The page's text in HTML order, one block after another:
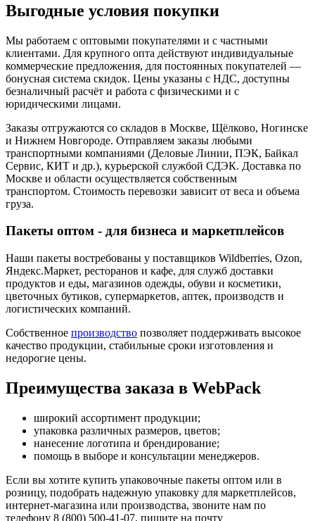
Выгодные условия покупки
Мы работаем с оптовыми покупателями и с частными
клиентами. Для крупного опта действуют индивидуальные
коммерческие предложения, для постоянных покупателей —
бонусная система скидок. Цены указаны с НДС, доступны
безналичный расчёт и работа с физическими и с
юридическими лицами.
Заказы отгружаются со складов в Москве, Щёлково, Ногинске
и Нижнем Новгороде. Отправляем заказы любыми
транспортными компаниями (Деловые Линии, ПЭК, Байкал
Сервис, КИТ и др.), курьерской службой СДЭК. Доставка по
Москве и области осуществляется собственным
транспортом. Стоимость перевозки зависит от веса и объема
груза.
Пакеты оптом - для бизнеса и маркетплейсов
Наши пакеты востребованы у поставщиков Wildberries, Ozon,
Яндекс.Маркет, ресторанов и кафе, для служб доставки
продуктов и еды, магазинов одежды, обуви и косметики,
цветочных бутиков, супермаркетов, аптек, производств и
логистических компаний.
Собственное производство позволяет поддерживать высокое
качество продукции, стабильные сроки изготовления и
недорогие цены.
Преимущества заказа в WebPack
широкий ассортимент продукции;
упаковка различных размеров, цветов;
нанесение логотипа и брендирование;
помощь в выборе и консультации менеджеров.
Если вы хотите купить упаковочные пакеты оптом или в
розницу, подобрать надежную упаковку для маркетплейсов,
интернет-магазина или производства, звоните нам по
телефону 8 (800) 500-41-07, пишите на почту